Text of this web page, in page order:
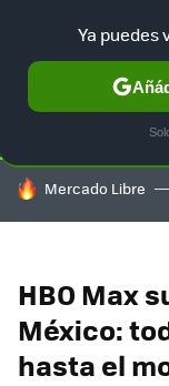
SELECCIÓN
HOY SE HABLA DE
Mercado Libre
HBO Max
México:
hasta el
Ya puedes